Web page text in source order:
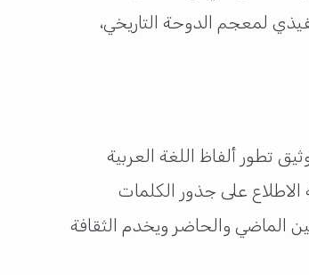
لمعجم الدوحة التاريخي،
تطور ألفاظ اللغة العربية
الاطلاع على جذور الكلمات
الماضي والحاضر ويخدم الثقافة